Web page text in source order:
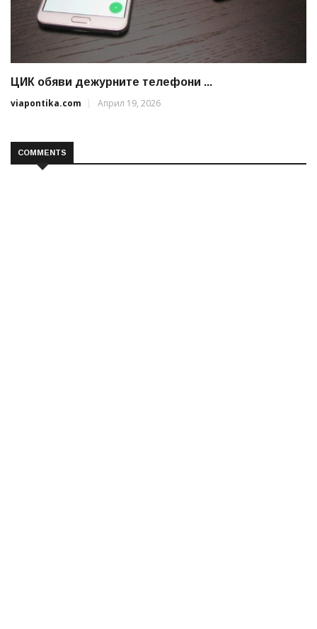
ЦИК обяви дежурните телефони ...
viapontika.com
Април 19, 2026
COMMENTS